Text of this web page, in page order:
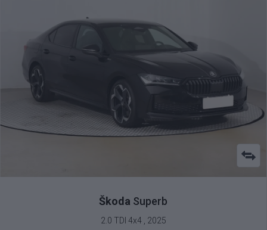
Škoda Superb
2.0 TDI 4x4 , 2025